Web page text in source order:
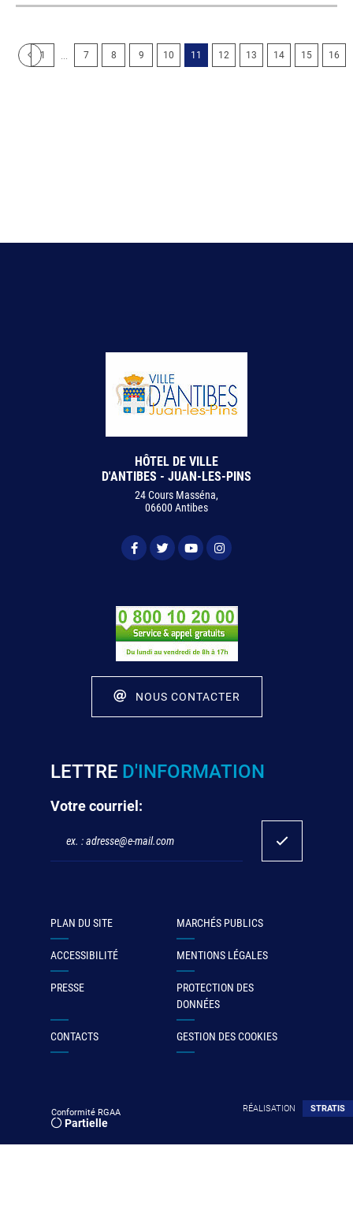
1 7 8 9 10 11 12 13 14 15 16
HÔTEL DE VILLE
D'ANTIBES - JUAN-LES-PINS
24 Cours Masséna,
06600 Antibes
NOUS CONTACTER
LETTRE D'INFORMATION
Votre courriel:
PLAN DU SITE MARCHÉS PUBLICS
ACCESSIBILITÉ MENTIONS LÉGALES
PRESSE
PROTECTION DES
DONNÉES
CONTACTS GESTION DES COOKIES
Conformité RGAA
Partielle
RÉALISATION STRATIS